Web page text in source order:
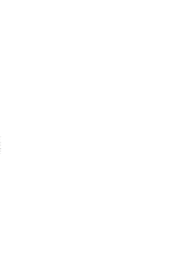
Sluis)